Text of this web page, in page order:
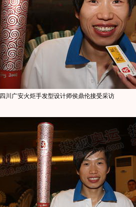
四川广安火炬手发型设计师侯鼎伦接受采访